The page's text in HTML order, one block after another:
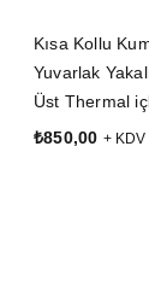
Kısa Kollu
Yuvarlak
Üst Thermal
₺850,00 + KDV